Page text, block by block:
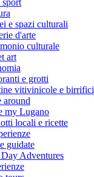
e spazi culturali
d'arte
culturale
art
e grotti
vitivinicole e birrifici
around
my Lugano
locali e ricette
guidate
Adventures